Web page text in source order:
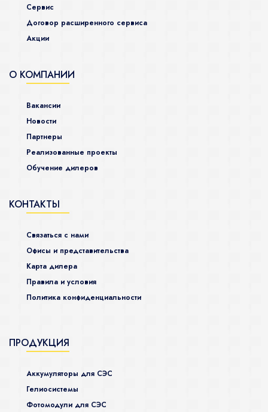
Сервис
Договор расширенного сервиса
Акции
О КОМПАНИИ
Вакансии
Новости
Партнеры
Реализованные проекты
Обучение дилеров
КОНТАКТЫ
Связаться с нами
Офисы и представительства
Карта дилера
Правила и условия
Политика конфиденциальности
ПРОДУКЦИЯ
Аккумуляторы для СЭС
Гелиосистемы
Фотомодули для СЭС